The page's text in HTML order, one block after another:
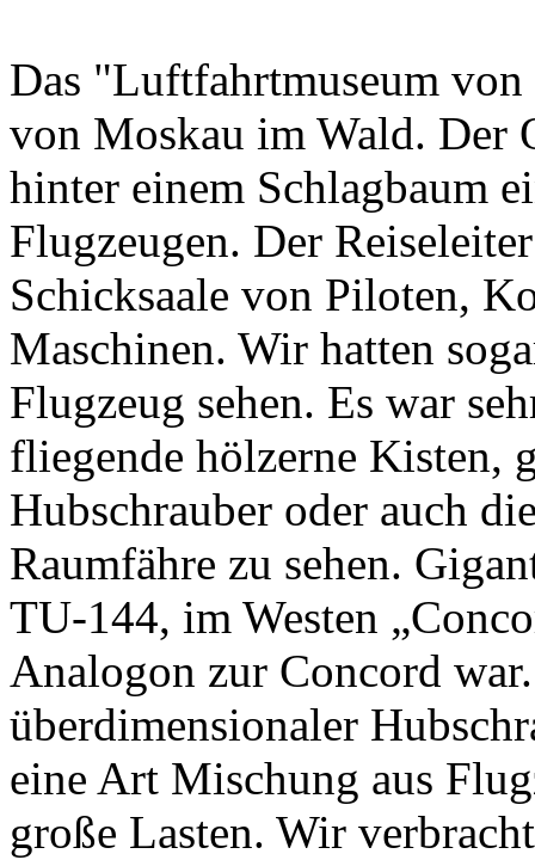
Das "Luftfahrtmuseum
von Moskau im Wald. Der
hinter einem Schlagbaum
Flugzeugen. Der
Schicksaale von Piloten,
Maschinen. Wir hatten
Flugzeug sehen. Es war
fliegende hölzerne Kisten,
Hubschrauber oder auch
Raumfähre zu sehen.
TU-144, im Westen
Analogon zur Concord
überdimensionaler
eine Art Mischung aus
große Lasten. Wir